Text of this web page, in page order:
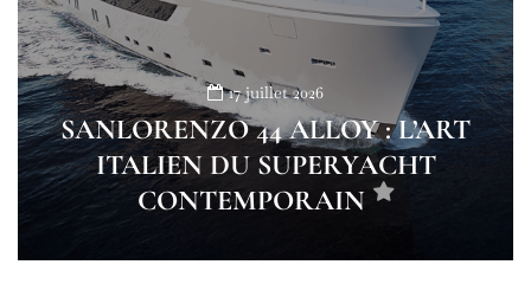
17 juillet 2026
SANLORENZO 44 ALLOY : L’ART
ITALIEN DU SUPERYACHT
CONTEMPORAIN